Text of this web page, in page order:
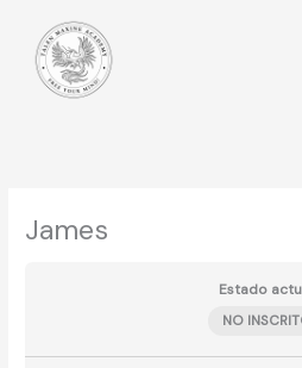
contenido
James
Estado
NO